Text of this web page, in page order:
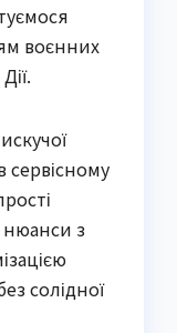
воєнних
сервісному
нюанси з
солідної